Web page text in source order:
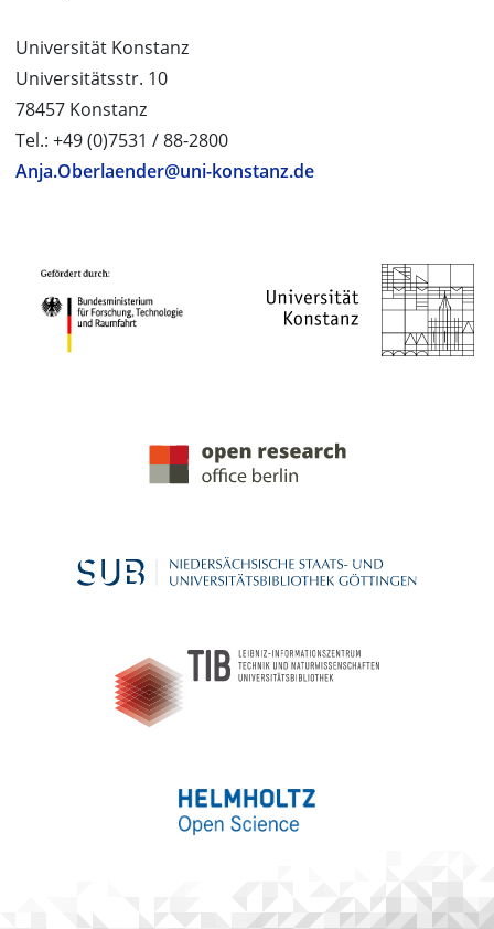
Universität Konstanz
Universitätsstr. 10
78457 Konstanz
Tel.: +49 (0)7531 / 88-2800
Anja.Oberlaender@uni-konstanz.de